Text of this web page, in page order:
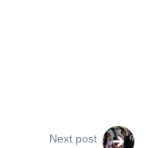
Next post